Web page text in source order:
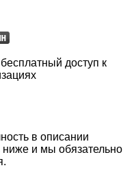
доступ к
в описании
ниже и мы обязательно